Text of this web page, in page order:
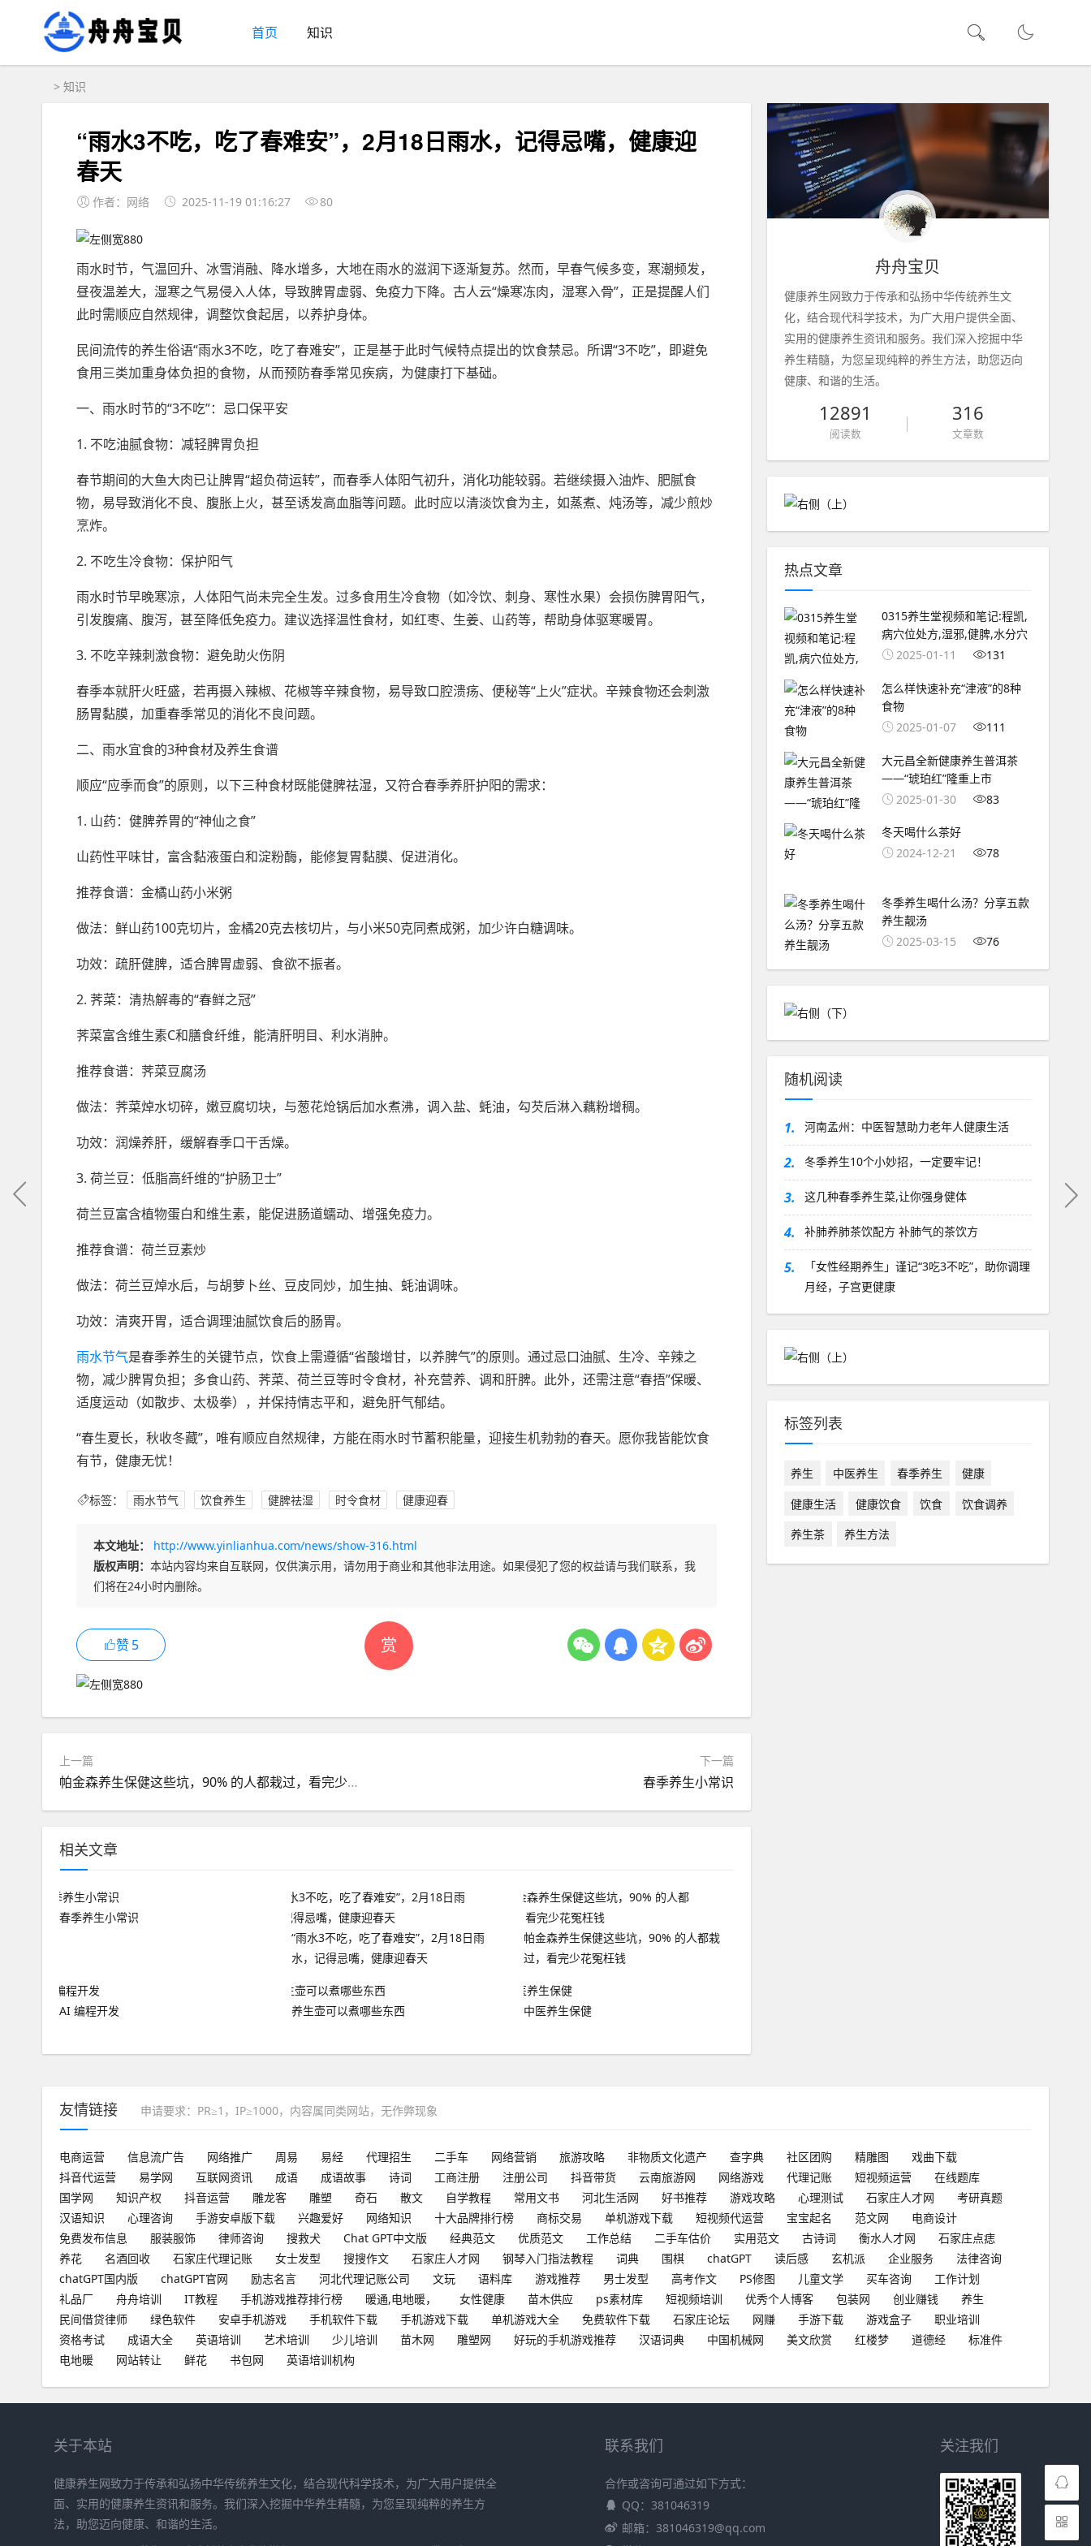
首页 知识
> 知识
“雨水3不吃，吃了春难安”，2月18日雨水，记得忌嘴，健康迎
春天
作者：网络 2025-11-19 01:16:27 80
雨水时节，气温回升、冰雪消融、降水增多，大地在雨水的滋润下逐渐复苏。然而，早春气候多变，寒潮频发，
昼夜温差大，湿寒之气易侵入人体，导致脾胃虚弱、免疫力下降。古人云“燥寒冻肉，湿寒入骨”，正是提醒人们
此时需顺应自然规律，调整饮食起居，以养护身体。
民间流传的养生俗语“雨水3不吃，吃了春难安”，正是基于此时气候特点提出的饮食禁忌。所谓“3不吃”，即避免
食用三类加重身体负担的食物，从而预防春季常见疾病，为健康打下基础。
一、雨水时节的“3不吃”：忌口保平安
1. 不吃油腻食物：减轻脾胃负担
春节期间的大鱼大肉已让脾胃“超负荷运转”，而春季人体阳气初升，消化功能较弱。若继续摄入油炸、肥腻食
物，易导致消化不良、腹胀上火，甚至诱发高血脂等问题。此时应以清淡饮食为主，如蒸煮、炖汤等，减少煎炒
烹炸。
2. 不吃生冷食物：保护阳气
雨水时节早晚寒凉，人体阳气尚未完全生发。过多食用生冷食物（如冷饮、刺身、寒性水果）会损伤脾胃阳气，
引发腹痛、腹泻，甚至降低免疫力。建议选择温性食材，如红枣、生姜、山药等，帮助身体驱寒暖胃。
3. 不吃辛辣刺激食物：避免助火伤阴
春季本就肝火旺盛，若再摄入辣椒、花椒等辛辣食物，易导致口腔溃疡、便秘等“上火”症状。辛辣食物还会刺激
肠胃黏膜，加重春季常见的消化不良问题。
二、雨水宜食的3种食材及养生食谱
顺应“应季而食”的原则，以下三种食材既能健脾祛湿，又符合春季养肝护阳的需求：
1. 山药：健脾养胃的“神仙之食”
山药性平味甘，富含黏液蛋白和淀粉酶，能修复胃黏膜、促进消化。
推荐食谱：金橘山药小米粥
做法：鲜山药100克切片，金橘20克去核切片，与小米50克同煮成粥，加少许白糖调味。
功效：疏肝健脾，适合脾胃虚弱、食欲不振者。
2. 荠菜：清热解毒的“春鲜之冠”
荠菜富含维生素C和膳食纤维，能清肝明目、利水消肿。
推荐食谱：荠菜豆腐汤
做法：荠菜焯水切碎，嫩豆腐切块，与葱花炝锅后加水煮沸，调入盐、蚝油，勾芡后淋入藕粉增稠。
功效：润燥养肝，缓解春季口干舌燥。
3. 荷兰豆：低脂高纤维的“护肠卫士”
荷兰豆富含植物蛋白和维生素，能促进肠道蠕动、增强免疫力。
推荐食谱：荷兰豆素炒
做法：荷兰豆焯水后，与胡萝卜丝、豆皮同炒，加生抽、蚝油调味。
功效：清爽开胃，适合调理油腻饮食后的肠胃。
雨水节气是春季养生的关键节点，饮食上需遵循“省酸增甘，以养脾气”的原则。通过忌口油腻、生冷、辛辣之
物，减少脾胃负担；多食山药、荠菜、荷兰豆等时令食材，补充营养、调和肝脾。此外，还需注意“春捂”保暖、
适度运动（如散步、太极拳），并保持情志平和，避免肝气郁结。
“春生夏长，秋收冬藏”，唯有顺应自然规律，方能在雨水时节蓄积能量，迎接生机勃勃的春天。愿你我皆能饮食
有节，健康无忧！
标签： 雨水节气 饮食养生 健脾祛湿 时令食材 健康迎春
赏
本文地址：
http://www.yinlianhua.com/news/show-316.html
版权声明： 本站内容均来自互联网，仅供演示用，请勿用于商业和其他非法用途。如果侵犯了您的权益请与我们联系，我
们将在24小时内删除。
赞5
上一篇
帕金森养生保健这些坑，90% 的人都栽过，看完少花冤枉钱
下一篇
春季养生小常识
相关文章
春季养生小常识
“雨水3不吃，吃了春难安”，2月18日雨
水，记得忌嘴，健康迎春天
帕金森养生保健这些坑，90% 的人都栽
过，看完少花冤枉钱
AI 编程开发 养生壶可以煮哪些东西 中医养生保健
舟舟宝贝
健康养生网致力于传承和弘扬中华传统养生文
化，结合现代科学技术，为广大用户提供全面、
实用的健康养生资讯和服务。我们深入挖掘中华
养生精髓，为您呈现纯粹的养生方法，助您迈向
健康、和谐的生活。
12891
阅读数
316
文章数
热点文章
0315养生堂视频和笔记:程凯,
病穴位处方,湿邪,健脾,水分穴
2025-01-11
131
怎么样快速补充“津液”的8种
食物
2025-01-07
111
大元昌全新健康养生普洱茶
——“琥珀红”隆重上市
2025-01-30
83
冬天喝什么茶好
2024-12-21
78
冬季养生喝什么汤？分享五款
养生靓汤
2025-03-15
76
随机阅读
1. 河南孟州：中医智慧助力老年人健康生活
2. 冬季养生10个小妙招，一定要牢记！
3. 这几种春季养生菜,让你强身健体
4. 补肺养肺茶饮配方 补肺气的茶饮方
5.
「女性经期养生」谨记“3吃3不吃”，助你调理
月经，子宫更健康
标签列表
养生 中医养生 春季养生
健康
健康生活
健康饮食 饮食
饮食调养
养生茶
养生方法
友情链接 申请要求：PR≥1，IP≥1000，内容属同类网站，无作弊现象
电商运营 信息流广告 网络推广 周易 易经 代理招生 二手车 网络营销 旅游攻略 非物质文化遗产 查字典 社区团购 精雕图
戏曲下载
抖音代运营
易学网 互联网资讯 成语 成语故事 诗词 工商注册 注册公司 抖音带货 云南旅游网 网络游戏 代理记账 短视频运营
在线题库
国学网
知识产权 抖音运营 雕龙客 雕塑 奇石 散文 自学教程 常用文书 河北生活网 好书推荐 游戏攻略 心理测试 石家庄人才网
考研真题
汉语知识
心理咨询 手游安卓版下载 兴趣爱好 网络知识 十大品牌排行榜 商标交易 单机游戏下载 短视频代运营 宝宝起名 范文网
电商设计
免费发布信息
服装服饰 律师咨询 搜救犬 Chat GPT中文版 经典范文 优质范文 工作总结 二手车估价 实用范文 古诗词 衡水人才网
石家庄点痣
养花
名酒回收 石家庄代理记账 女士发型 搜搜作文 石家庄人才网 钢琴入门指法教程 词典 围棋 chatGPT 读后感 玄机派 企业服务
法律咨询
chatGPT国内版
chatGPT官网 励志名言 河北代理记账公司 文玩 语料库 游戏推荐 男士发型 高考作文 PS修图 儿童文学 买车咨询
工作计划
礼品厂
舟舟培训 IT教程 手机游戏推荐排行榜 暖通,电地暖， 女性健康 苗木供应 ps素材库 短视频培训 优秀个人博客 包装网 创业赚钱
养生
民间借贷律师
绿色软件 安卓手机游戏 手机软件下载 手机游戏下载 单机游戏大全 免费软件下载 石家庄论坛 网赚 手游下载 游戏盒子
职业培训
资格考试
成语大全 英语培训 艺术培训 少儿培训 苗木网 雕塑网 好玩的手机游戏推荐 汉语词典 中国机械网 美文欣赏 红楼梦 道德经
标准件
电地暖
网站转让 鲜花 书包网 英语培训机构
关于本站
健康养生网致力于传承和弘扬中华传统养生文化，结合现代科学技术，为广大用户提供全
面、实用的健康养生资讯和服务。我们深入挖掘中华养生精髓，为您呈现纯粹的养生方
法，助您迈向健康、和谐的生活。
联系我们
合作或咨询可通过如下方式：
QQ：381046319
邮箱：381046319@qq.com
关注我们